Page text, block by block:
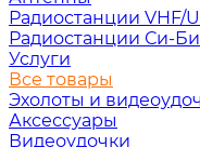
Радиостанции VHF/
Радиостанции Си-
Услуги
Все товары
Эхолоты и
Аксессуары
Видеоудочки